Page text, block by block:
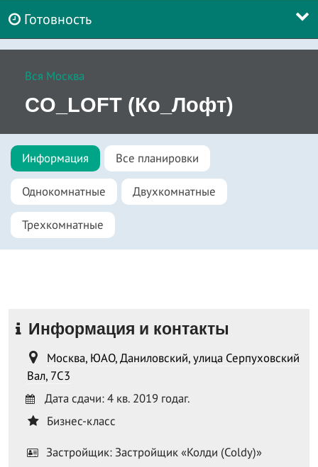
Готовность
Вся Москва
CO_LOFT (Ко_Лофт)
Информация Все планировки
Однокомнатные Двухкомнатные
Трехкомнатные
Информация и контакты
Москва, ЮАО, Даниловский, улица Серпуховский
Вал, 7С3
Дата сдачи: 4 кв. 2019 годаг.
Бизнес-класс
Застройщик: Застройщик «Колди (Coldy)»